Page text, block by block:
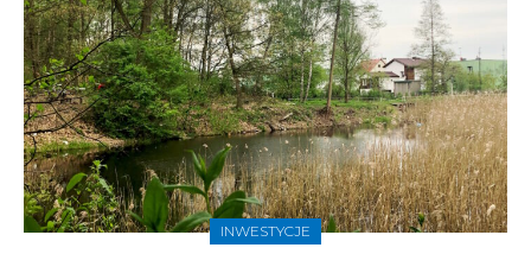
INWESTYCJE